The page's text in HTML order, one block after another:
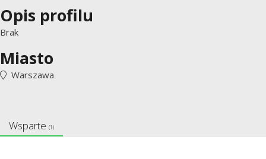
Opis profilu
Brak
Miasto
Warszawa
Wsparte (1)